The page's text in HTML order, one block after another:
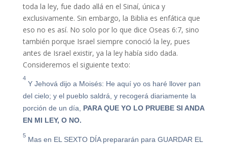
toda la ley, fue dado allá en el Sinaí, única y
exclusivamente. Sin embargo, la Biblia es enfática que
eso no es así. No solo por lo que dice Oseas 6:7, sino
también porque Israel siempre conoció la ley, pues
antes de Israel existir, ya la ley había sido dada.
Consideremos el siguiente texto:
4
Y Jehová dijo a Moisés: He aquí yo os haré llover pan
del cielo; y el pueblo saldrá, y recogerá diariamente la
porción de un día, PARA QUE YO LO PRUEBE SI ANDA
EN MI LEY, O NO.
5Mas en EL SEXTO DÍA prepararán para GUARDAR EL